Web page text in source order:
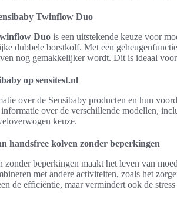
Twinflow Duo
Duo is een uitstekende keuze voor
dubbele borstkolf. Met een
nog gemakkelijker wordt. Dit is ideaal
op sensitest.nl
over de Sensibaby producten en hun
informatie over de verschillende modellen,
keuze.
handsfree kolven zonder beperkingen
zonder beperkingen maakt het leven van
met andere activiteiten, zoals het
de efficiëntie, maar vermindert ook de